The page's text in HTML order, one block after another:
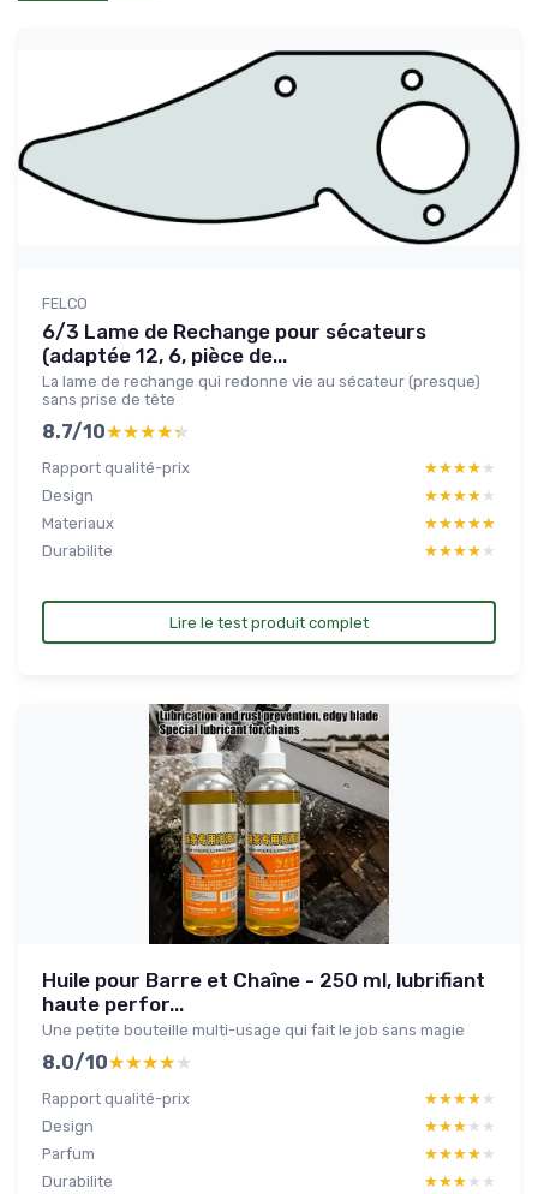
FELCO
6/3 Lame de Rechange pour sécateurs
(adaptée 12, 6, pièce de...
La lame de rechange qui redonne vie au sécateur (presque)
sans prise de tête
8.7/10★★★★★
★★★★★
Rapport qualité-prix ★★★★★
★★★★★
Design
★★★★★
★★★★★
Materiaux
★★★★★
★★★★★
Durabilite
★★★★★
★★★★★
Lire le test produit complet
Huile pour Barre et Chaîne - 250 ml, lubrifiant
haute perfor...
Une petite bouteille multi-usage qui fait le job sans magie
8.0/10★★★★★
★★★★★
Rapport qualité-prix ★★★★★
★★★★★
Design
★★★★★
★★★★★
Parfum
★★★★★
★★★★★
Durabilite
★★★★★
★★★★★